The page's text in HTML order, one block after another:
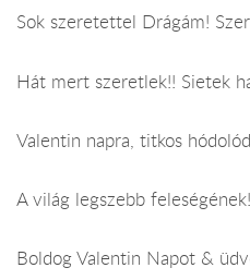
Sok szeretettel Drágám!
Hát mert szeretlek!! Sietek
Valentin napra, titkos
A világ legszebb
Boldog Valentin Napot &